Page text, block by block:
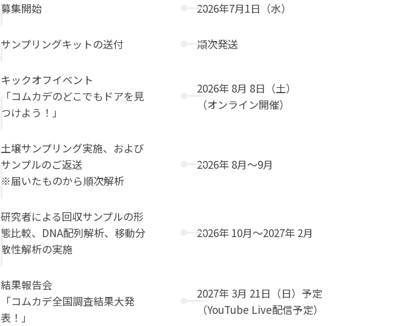
2026年7月1日（水）
募集開始
順次発送
サンプリングキットの送付
2026年 8月 8日（土）
（オンライン開催）
キックオフイベント
「コムカデのどこでもドアを見
つけよう！」
2026年 8月〜9月
土壌サンプリング実施、および
サンプルのご返送
※届いたものから順次解析
2026年 10月〜2027年 2月
研究者による回収サンプルの形
態比較、DNA配列解析、移動分
散性解析の実施
2027年 3月 21日（日）予定
（YouTube Live配信予定）
結果報告会
「コムカデ全国調査結果大発
表！」